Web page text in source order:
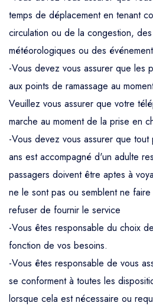
temps de déplacement en tenant
circulation ou de la congestion,
météorologiques ou des
-Vous devez vous assurer que les
aux points de ramassage au
Veuillez vous assurer que votre
marche au moment de la prise en
-Vous devez vous assurer que
ans est accompagné d'un adulte
passagers doivent être aptes à
ne le sont pas ou semblent ne
refuser de fournir le service
-Vous êtes responsable du choix
fonction de vos besoins.
-Vous êtes responsable de vous
se conforment à toutes les
lorsque cela est nécessaire ou